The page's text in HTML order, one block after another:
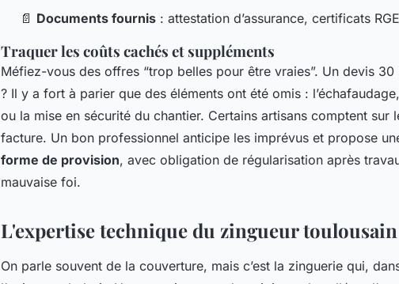
📄 Documents fournis : attestation d’assurance, certificats
Traquer les coûts cachés et suppléments
Méfiez-vous des offres “trop belles pour être vraies”. Un devis
? Il y a fort à parier que des éléments ont été omis :
ou la mise en sécurité du chantier. Certains artisans comptent sur
facture. Un bon professionnel anticipe les imprévus et propose
forme de provision, avec obligation de régularisation après
mauvaise foi.
L'expertise technique du zingueur toulousain
On parle souvent de la couverture, mais c’est la zinguerie qui,